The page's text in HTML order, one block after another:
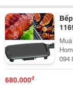
Mua Chung
Home
094 886 8862
680.000₫